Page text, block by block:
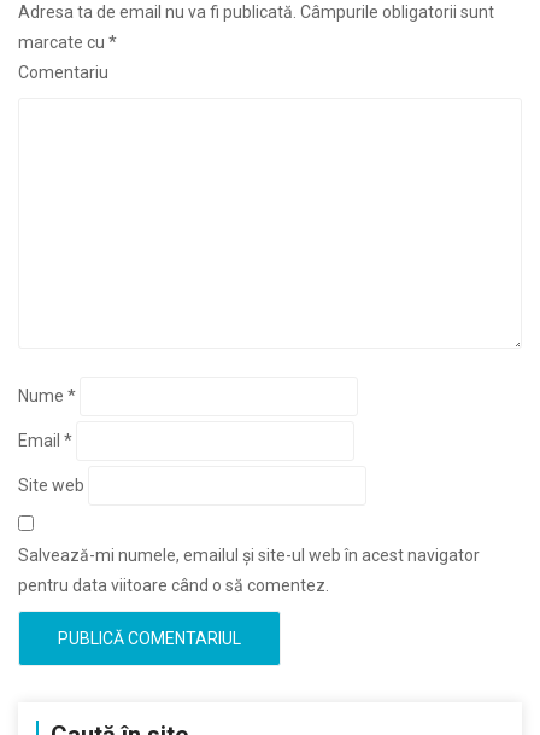
Adresa ta de email nu va fi publicată. Câmpurile obligatorii sunt
marcate cu *
Comentariu
Nume *
Email *
Site web
Salvează-mi numele, emailul și site-ul web în acest navigator
pentru data viitoare când o să comentez.